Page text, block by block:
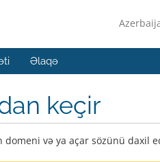
Əlaqə
keçir
domeni və ya açar sözünü daxil